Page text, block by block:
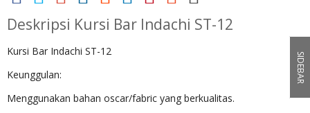
Deskripsi Kursi Bar Indachi ST-12
Kursi Bar Indachi ST-12
Keunggulan:
Menggunakan bahan oscar/fabric yang berkualitas.
SIDEBAR